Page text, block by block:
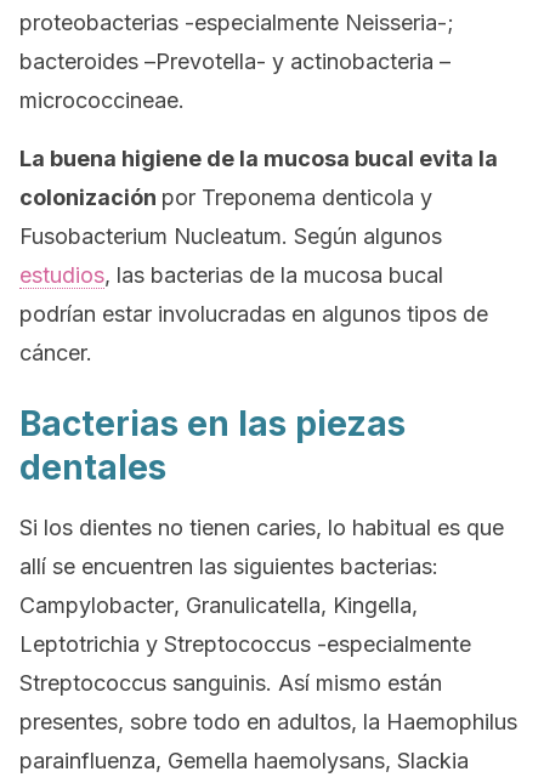
proteobacterias -especialmente Neisseria-;
bacteroides –Prevotella- y actinobacteria –
micrococcineae.
La buena higiene de la mucosa bucal evita la
colonización por Treponema denticola y
Fusobacterium Nucleatum. Según algunos
estudios, las bacterias de la mucosa bucal
podrían estar involucradas en algunos tipos de
cáncer.
Bacterias en las piezas
dentales
Si los dientes no tienen caries, lo habitual es que
allí se encuentren las siguientes bacterias:
Campylobacter, Granulicatella, Kingella,
Leptotrichia y Streptococcus -especialmente
Streptococcus sanguinis. Así mismo están
presentes, sobre todo en adultos, la Haemophilus
parainfluenza, Gemella haemolysans, Slackia